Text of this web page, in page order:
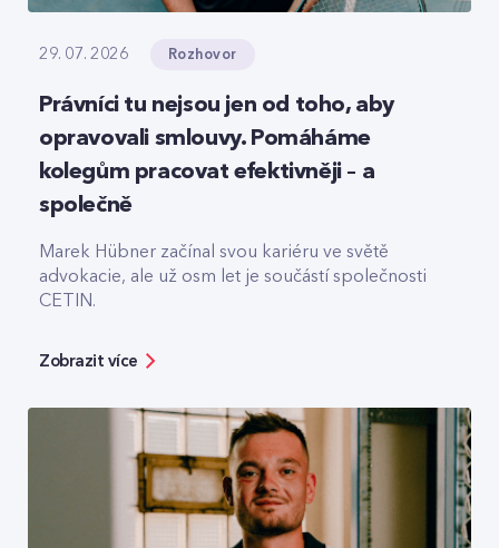
29. 07. 2026 Rozhovor
Právníci tu nejsou jen od toho, aby
opravovali smlouvy. Pomáháme
kolegům pracovat efektivněji – a
společně
Marek Hübner začínal svou kariéru ve světě
advokacie, ale už osm let je součástí společnosti
CETIN.
Zobrazit více